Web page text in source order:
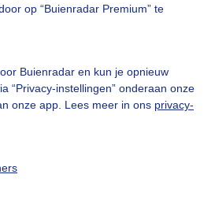
op “Buienradar Premium” te
Buienradar en kun je opnieuw
“Privacy-instellingen” onderaan onze
onze app. Lees meer in ons privacy-